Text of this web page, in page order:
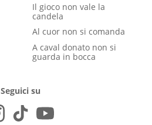
Il gioco non vale la
candela
Al cuor non si comanda
A caval donato non si
guarda in bocca
Seguici su